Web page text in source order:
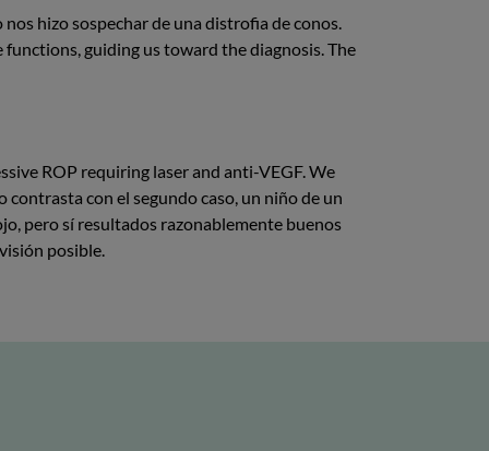
hizo sospechar de una distrofia de conos.
guiding us toward the diagnosis. The
ROP requiring laser and anti-VEGF. We
con el segundo caso, un niño de un
pero sí resultados razonablemente buenos
posible.